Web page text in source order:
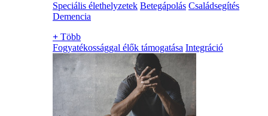
Speciális élethelyzetek Betegápolás Családsegítés
Demencia
+ Több
Fogyatékossággal élők támogatása Integráció